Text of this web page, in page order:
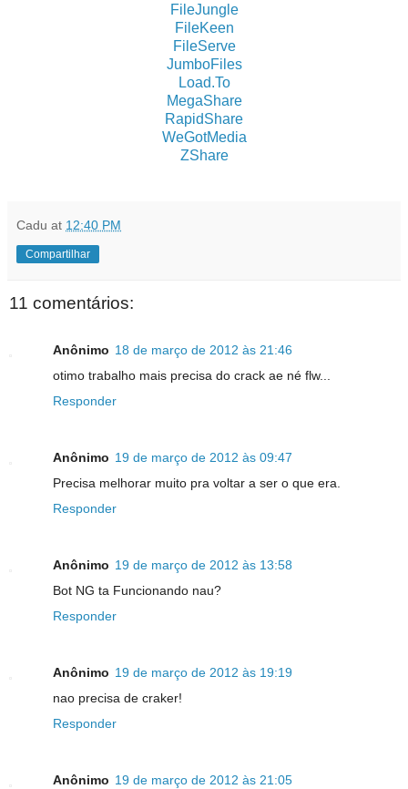
FileJungle
FileKeen
FileServe
JumboFiles
Load.To
MegaShare
RapidShare
WeGotMedia
ZShare
Cadu at 12:40 PM
Compartilhar
11 comentários:
Anônimo 18 de março de 2012 às 21:46
otimo trabalho mais precisa do crack ae né flw...
Responder
Anônimo 19 de março de 2012 às 09:47
Precisa melhorar muito pra voltar a ser o que era.
Responder
Anônimo 19 de março de 2012 às 13:58
Bot NG ta Funcionando nau?
Responder
Anônimo 19 de março de 2012 às 19:19
nao precisa de craker!
Responder
Anônimo 19 de março de 2012 às 21:05